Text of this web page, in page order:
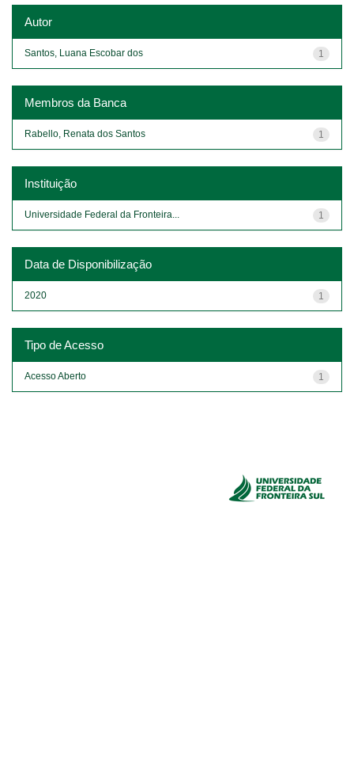
Autor
1
Santos, Luana Escobar dos
Membros da Banca
1
Rabello, Renata dos Santos
Instituição
1
Universidade Federal da Fronteira...
Data de Disponibilização
1
2020
Tipo de Acesso
1
Acesso Aberto